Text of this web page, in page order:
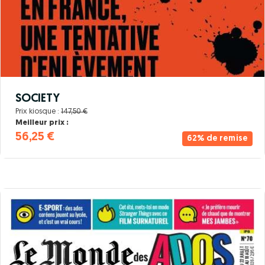
62% de remise
SOCIETY
Prix kiosque : 147,50 €
Meilleur prix :
56,25 €